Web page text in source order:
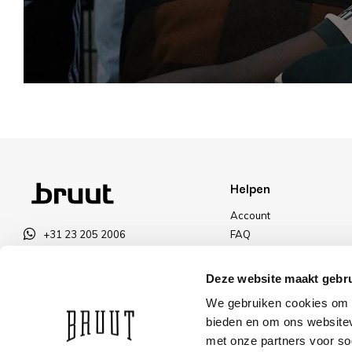
Deze website maakt
We gebruiken cookies
bieden en om ons
met onze partners voor
+31 23 205 2006
OPENINGSTIJDEN
Helpen
Account
FAQ
Betalen
Kortingen